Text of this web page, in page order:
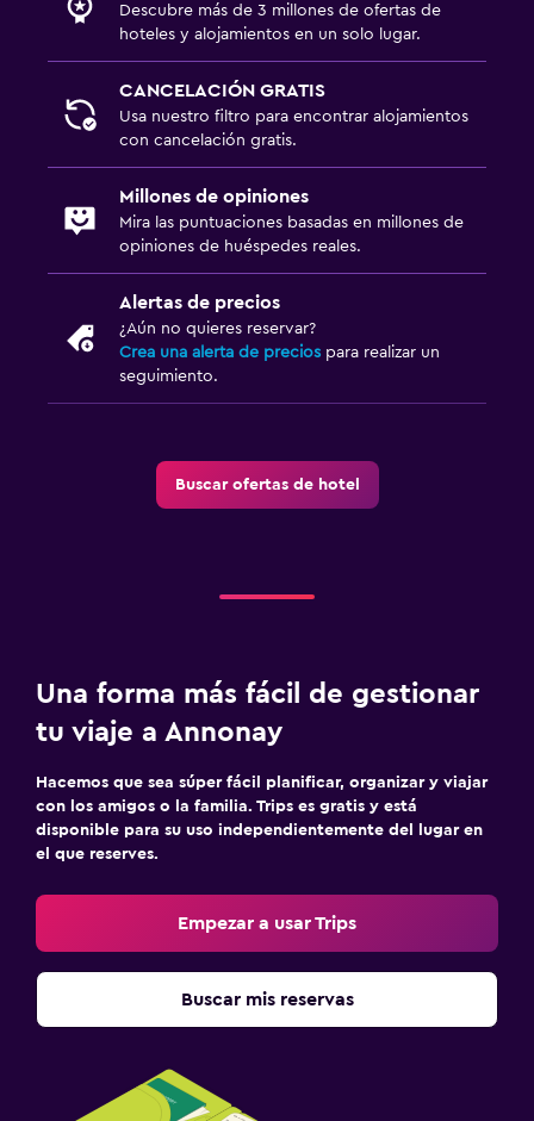
Descubre más de 3 millones de ofertas de
hoteles y alojamientos en un solo lugar.
CANCELACIÓN GRATIS
Usa nuestro filtro para encontrar alojamientos
con cancelación gratis.
Millones de opiniones
Mira las puntuaciones basadas en millones de
opiniones de huéspedes reales.
Alertas de precios
¿Aún no quieres reservar?
Crea una alerta de precios para realizar un
seguimiento.
Buscar ofertas de hotel
Una forma más fácil de gestionar
tu viaje a Annonay
Hacemos que sea súper fácil planificar, organizar y viajar
con los amigos o la familia. Trips es gratis y está
disponible para su uso independientemente del lugar en
el que reserves.
Empezar a usar Trips
Buscar mis reservas